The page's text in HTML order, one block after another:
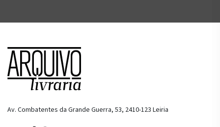
Av. Combatentes da Grande Guerra, 53, 2410-123 Leiria